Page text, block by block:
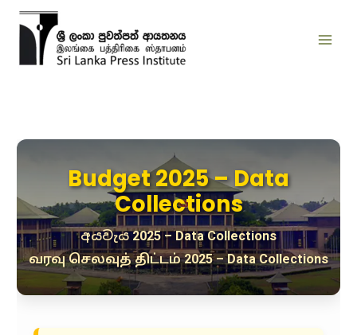
Skip
Budget 2025 – Data
Collections
අයවැය 2025 – Data Collections
வரவு செலவுத் திட்டம் 2025 – Data Collections